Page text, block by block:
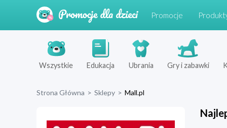
Promocje
Wszystkie Edukacja Ubrania Gry i zabawki
Strona Główna > Sklepy > Mall.pl